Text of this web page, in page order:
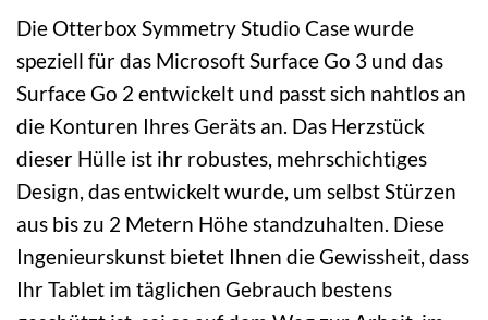
Die Otterbox Symmetry Studio Case wurde
speziell für das Microsoft Surface Go 3 und das
Surface Go 2 entwickelt und passt sich nahtlos an
die Konturen Ihres Geräts an. Das Herzstück
dieser Hülle ist ihr robustes, mehrschichtiges
Design, das entwickelt wurde, um selbst Stürzen
aus bis zu 2 Metern Höhe standzuhalten. Diese
Ingenieurskunst bietet Ihnen die Gewissheit, dass
Ihr Tablet im täglichen Gebrauch bestens